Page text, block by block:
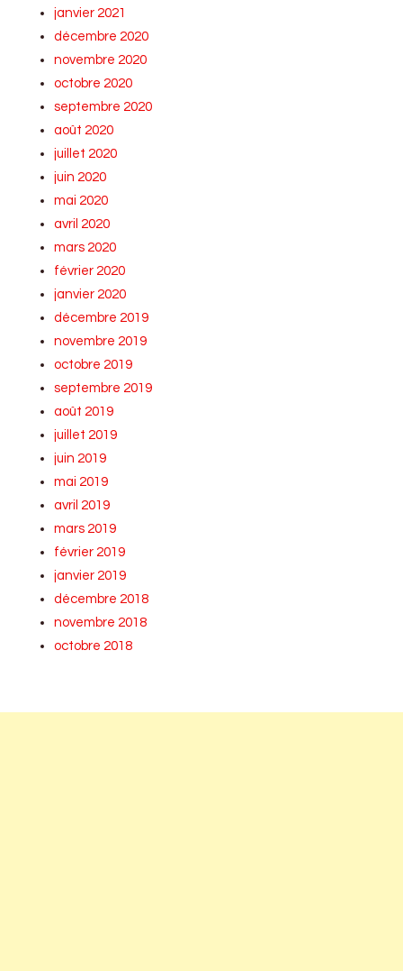
janvier 2021
décembre 2020
novembre 2020
octobre 2020
septembre 2020
août 2020
juillet 2020
juin 2020
mai 2020
avril 2020
mars 2020
février 2020
janvier 2020
décembre 2019
novembre 2019
octobre 2019
septembre 2019
août 2019
juillet 2019
juin 2019
mai 2019
avril 2019
mars 2019
février 2019
janvier 2019
décembre 2018
novembre 2018
octobre 2018